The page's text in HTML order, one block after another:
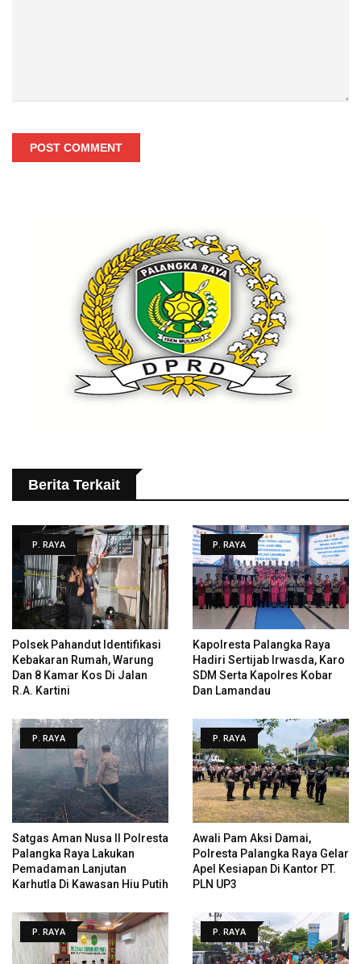
POST COMMENT
Berita Terkait
P. RAYA
Polsek Pahandut Identifikasi
Kebakaran Rumah, Warung
Dan 8 Kamar Kos Di Jalan
R.A. Kartini
P. RAYA
Kapolresta Palangka Raya
Hadiri Sertijab Irwasda, Karo
SDM Serta Kapolres Kobar
Dan Lamandau
P. RAYA
Satgas Aman Nusa II Polresta
Palangka Raya Lakukan
Pemadaman Lanjutan
Karhutla Di Kawasan Hiu Putih
P. RAYA
Awali Pam Aksi Damai,
Polresta Palangka Raya Gelar
Apel Kesiapan Di Kantor PT.
PLN UP3
P. RAYA P. RAYA